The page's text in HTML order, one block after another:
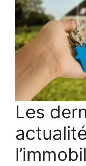
Les